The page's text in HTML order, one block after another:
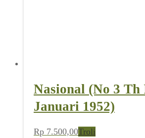
Nasional (No 3
Januari 1952)
Rp 7.500,00Troli